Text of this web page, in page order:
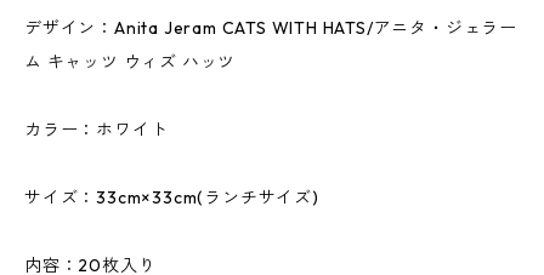
デザイン：Anita Jeram CATS WITH HATS/アニタ・ジェラー
ム キャッツ ウィズ ハッツ
カラー：ホワイト
サイズ：33cm×33cm(ランチサイズ)
内容：20枚入り